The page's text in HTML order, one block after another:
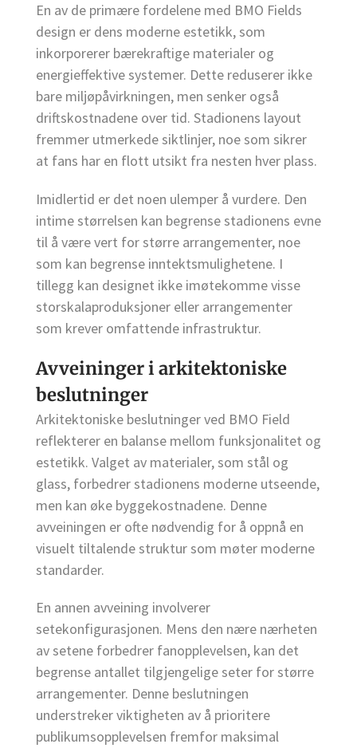
En av de primære fordelene med BMO Fields
design er dens moderne estetikk, som
inkorporerer bærekraftige materialer og
energieffektive systemer. Dette reduserer ikke
bare miljøpåvirkningen, men senker også
driftskostnadene over tid. Stadionens layout
fremmer utmerkede siktlinjer, noe som sikrer
at fans har en flott utsikt fra nesten hver plass.
Imidlertid er det noen ulemper å vurdere. Den
intime størrelsen kan begrense stadionens evne
til å være vert for større arrangementer, noe
som kan begrense inntektsmulighetene. I
tillegg kan designet ikke imøtekomme visse
storskalaproduksjoner eller arrangementer
som krever omfattende infrastruktur.
Avveininger i arkitektoniske
beslutninger
Arkitektoniske beslutninger ved BMO Field
reflekterer en balanse mellom funksjonalitet og
estetikk. Valget av materialer, som stål og
glass, forbedrer stadionens moderne utseende,
men kan øke byggekostnadene. Denne
avveiningen er ofte nødvendig for å oppnå en
visuelt tiltalende struktur som møter moderne
standarder.
En annen avveining involverer
setekonfigurasjonen. Mens den nære nærheten
av setene forbedrer fanopplevelsen, kan det
begrense antallet tilgjengelige seter for større
arrangementer. Denne beslutningen
understreker viktigheten av å prioritere
publikumsopplevelsen fremfor maksimal